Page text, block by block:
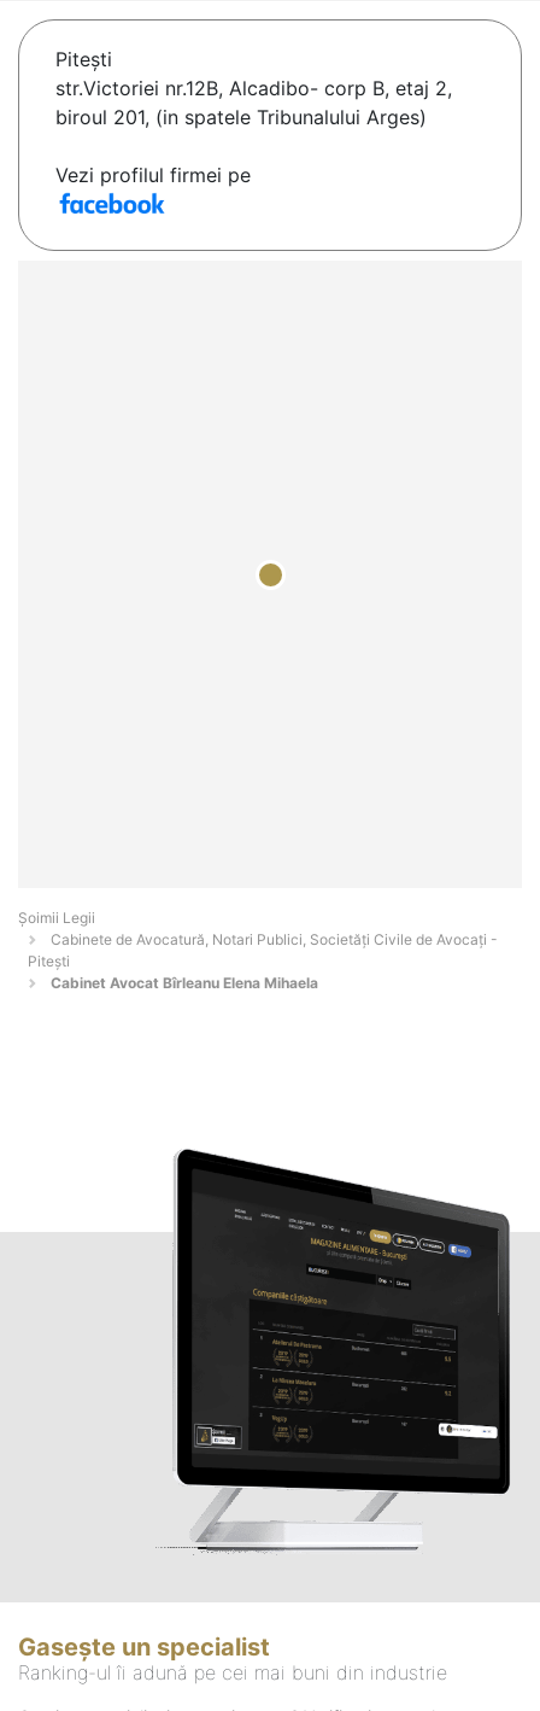
Piteşti
str.Victoriei nr.12B, Alcadibo- corp B, etaj 2,
biroul 201, (in spatele Tribunalului Arges)
Vezi profilul firmei pe
Șoimii Legii
Cabinete de Avocatură, Notari Publici, Societăți Civile de Avocați -
Piteşti
Cabinet Avocat Bîrleanu Elena Mihaela
Gasește un specialist
Ranking-ul îi adună pe cei mai buni din industrie